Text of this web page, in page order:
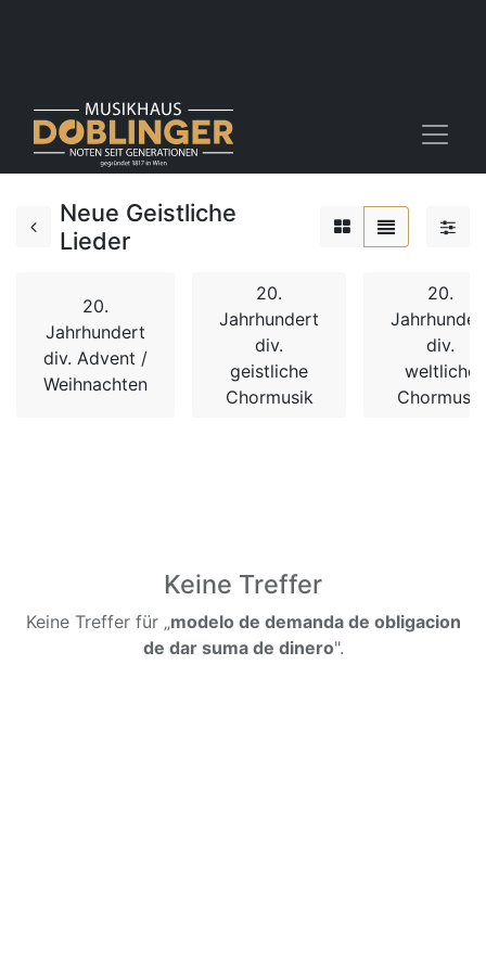
Neue Geistliche
Lieder
20.
Jahrhundert
div. Advent /
Weihnachten
20.
Jahrhundert
div.
geistliche
Chormusik
20.
div.
weltliche
Chormusik
Keine Treffer
Keine Treffer für „modelo de demanda de obligacion
de dar suma de dinero".